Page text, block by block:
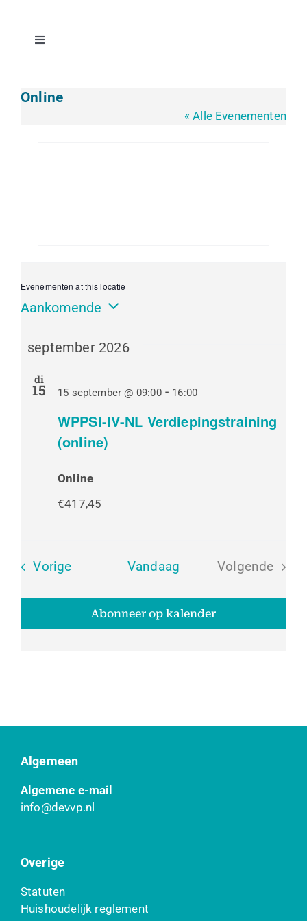
inhoudToggle
Lidmaatschap
Online
« Alle Evenementen
Evenementen at this locatie
Aankomende
een
september 2026
di
15
WPPSI-IV-NL Verdiepingstraining
(online)
15 september @ 09:00- 16:00
Online
€417,45
VorigeEvenementenVandaag
Volgende
Abonneer op kalender
Algemeen
Algemene e-mail
info@devvp.nl
Overige
Statuten
Huishoudelijk reglement